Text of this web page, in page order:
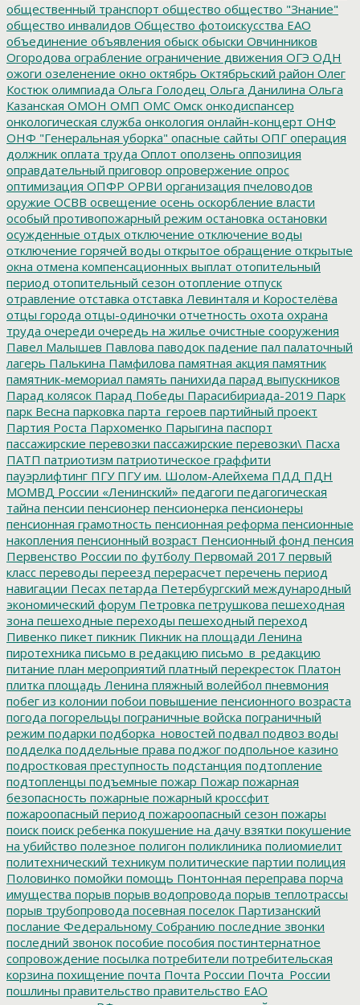
общественный транспорт общество общество "Знание"
общество инвалидов Общество фотоискусства ЕАО
объединение объявления обыск обыски Овчинников
Огородова ограбление ограничение движения ОГЭ ОДН
ожоги озеленение окно октябрь Октябрьский район Олег
Костюк олимпиада Ольга Голодец Ольга Данилина Ольга
Казанская ОМОН ОМП ОМС Омск онкодиспансер
онкологическая служба онкология онлайн-концерт ОНФ
ОНФ "Генеральная уборка" опасные сайты ОПГ операция
должник оплата труда Оплот оползень оппозиция
оправдательный приговор опровержение опрос
оптимизация ОПФР ОРВИ организация пчеловодов
оружие ОСВВ освещение осень оскорбление власти
особый противопожарный режим остановка остановки
осужденные отдых отключение отключение воды
отключение горячей воды открытое обращение открытые
окна отмена компенсационных выплат отопительный
период отопительный сезон отопление отпуск
отравление отставка отставка Левинталя и Коростелёва
отцы города отцы-одиночки отчетность охота охрана
труда очереди очередь на жилье очистные сооружения
Павел Малышев Павлова паводок падение пал палаточный
лагерь Палькина Памфилова памятная акция памятник
памятник-мемориал память панихида парад выпускников
Парад колясок Парад Победы Парасибириада-2019 Парк
парк Весна парковка парта_героев партийный проект
Партия Роста Пархоменко Парыгина паспорт
пассажирские перевозки пассажирские перевозки\ Пасха
ПАТП патриотизм патриотическое граффити
пауэрлифтинг ПГУПГУ им. Шолом-Алейхема ПДД ПДН
МОМВД России «Ленинский» педагоги педагогическая
тайна пенсии пенсионер пенсионерка пенсионеры
пенсионная грамотность пенсионная реформа пенсионные
накопления пенсионный возраст Пенсионный фонд пенсия
Первенство России по футболу Первомай 2017 первый
класс переводы переезд перерасчет перечень период
навигации Песах петарда Петербургский международный
экономический форум Петровка петрушкова пешеходная
зона пешеходные переходы пешеходный переход
Пивенко пикет пикник Пикник на площади Ленина
пиротехника письмо в редакцию письмо_в_редакцию
питание план мероприятий платный перекресток Платон
плитка площадь Ленина пляжный волейбол пневмония
побег из колонии побои повышение пенсионного возраста
погода погорельцы пограничные войска пограничный
режим подарки подборка_новостей подвал подвоз воды
подделка поддельные права поджог подпольное казино
подростковая преступность подстанция подтопление
подтопленцы подъемные пожар Пожар пожарная
безопасность пожарные пожарный кроссфит
пожароопасный период пожароопасный сезон пожары
поиск поиск ребенка покушение на дачу взятки покушение
на убийство полезное полигон поликлиника полиомиелит
политехнический техникум политические партии полиция
Половинко помойки помощь Понтонная переправа порча
имущества порыв порыв водопровода порыв теплотрассы
порыв трубопровода посевная поселок Партизанский
послание Федеральному Собранию последние звонки
последний звонок пособие пособия постинтернатное
сопровождение посылка потребители потребительская
корзина похищение почта Почта России Почта_России
пошлины правительство правительство ЕАО